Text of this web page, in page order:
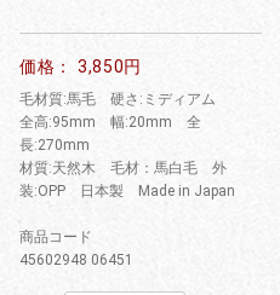
価格： 3,850円
毛材質:馬毛 硬さ:ミディアム
全高:95mm 幅:20mm 全
長:270mm
材質:天然木 毛材：馬白毛 外
装:OPP 日本製 Made in Japan
商品コード
45602948 06451